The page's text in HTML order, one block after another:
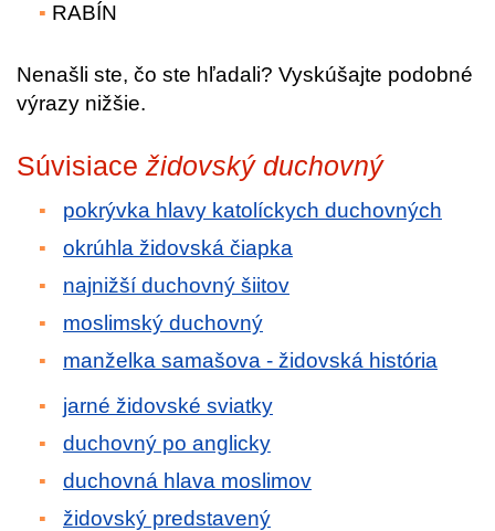
RABÍN
Nenašli ste, čo ste hľadali? Vyskúšajte podobné
výrazy nižšie.
Súvisiace židovský duchovný
pokrývka hlavy katolíckych duchovných
okrúhla židovská čiapka
najnižší duchovný šiitov
moslimský duchovný
manželka samašova - židovská história
jarné židovské sviatky
duchovný po anglicky
duchovná hlava moslimov
židovský predstavený